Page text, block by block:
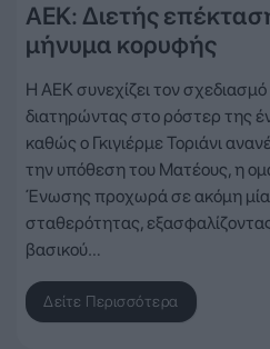
ΑΕΚ: Διετής
μήνυμα κορυφής
Η ΑΕΚ συνεχίζει τον
διατηρώντας στο ρόστερ της
καθώς ο Γκιγιέρμε Τοριάνι
την υπόθεση του Ματέους, η
Ένωσης προχωρά σε ακόμη μία
σταθερότητας,
βασικού…
Δείτε Περισσότερα